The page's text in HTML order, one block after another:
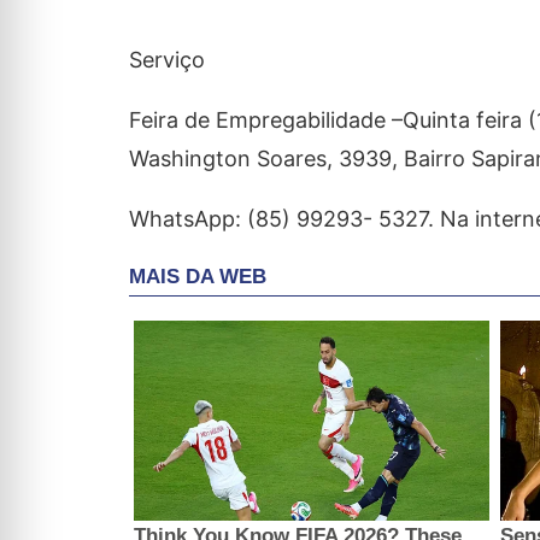
Serviço
Feira de Empregabilidade –Quinta feira
Washington Soares, 3939, Bairro
WhatsApp: (85) 99293- 5327. Na